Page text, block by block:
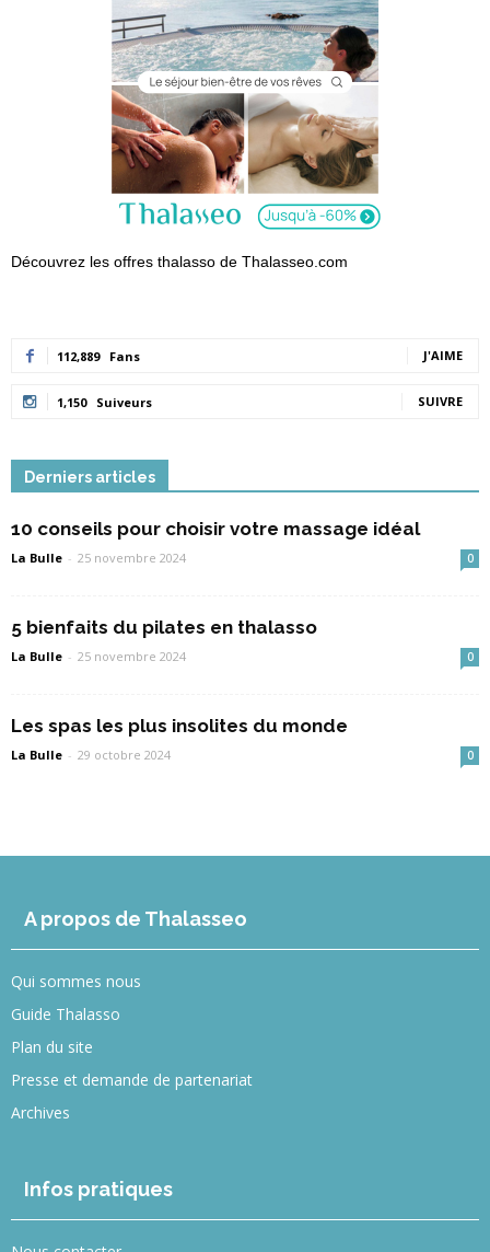
Découvrez les offres thalasso de Thalasseo.com
112,889 Fans J'AIME
1,150 Suiveurs SUIVRE
Derniers articles
10 conseils pour choisir votre massage idéal
La Bulle - 25 novembre 2024 0
5 bienfaits du pilates en thalasso
La Bulle - 25 novembre 2024 0
Les spas les plus insolites du monde
La Bulle - 29 octobre 2024 0
A propos de Thalasseo
Qui sommes nous
Guide Thalasso
Plan du site
Presse et demande de partenariat
Archives
Infos pratiques